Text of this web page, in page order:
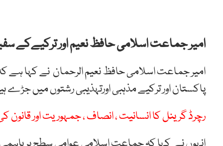
امیر جماعت اسلامی حافظ نعیم اور ترکیےکے
امیر جماعت اسلامی حافظ نعیم الرحمان نے کہا ہے
پاکستان اور ترکیے مذہبی اورتہذیبی رشتوں میں جڑے
رچرڈ گرینل کا انسانیت ، انصاف ، جمہوریت اور